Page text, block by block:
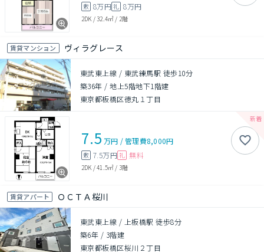
敷 8万円礼 8万円
2DK /32.4㎡ / 2階
賃貸マンション ヴィラグレース
東武東上線 / 東武練馬駅 徒歩10分
築36年 /地上5階地下1階建
東京都板橋区徳丸１丁目
7.5 万円 /管理費8,000円
敷 7.5万円 礼 無料
2DK /41.5㎡ / 3階
賃貸アパート ＯＣＴＡ桜川
東武東上線 / 上板橋駅 徒歩8分
築6年 / 3階建
東京都板橋区桜川２丁目